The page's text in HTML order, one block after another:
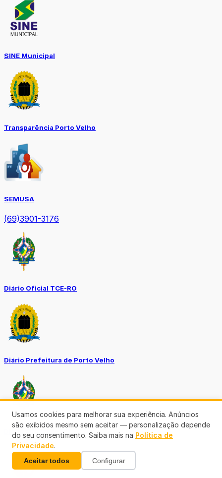
SINE Municipal
Transparência Porto Velho
SEMUSA
(69)3901-3176
Diário Oficial TCE-RO
Diário Prefeitura de Porto Velho
Diário Oficial de RO
Usamos cookies para melhorar sua experiência. Anúncios
são exibidos mesmo sem aceitar — personalização depende
do seu consentimento. Saiba mais na Política de
Privacidade.
Aceitar todos Configurar